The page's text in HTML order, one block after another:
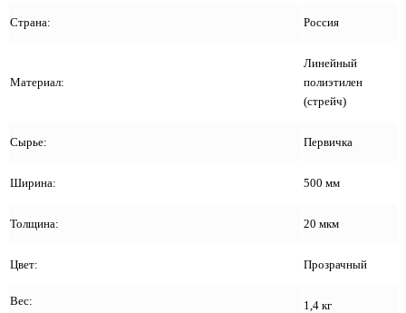
Страна: Россия
Материал:
Линейный
полиэтилен
(стрейч)
Сырье: Первичка
Ширина: 500 мм
Толщина: 20 мкм
Цвет: Прозрачный
Вес: 1,4 кг